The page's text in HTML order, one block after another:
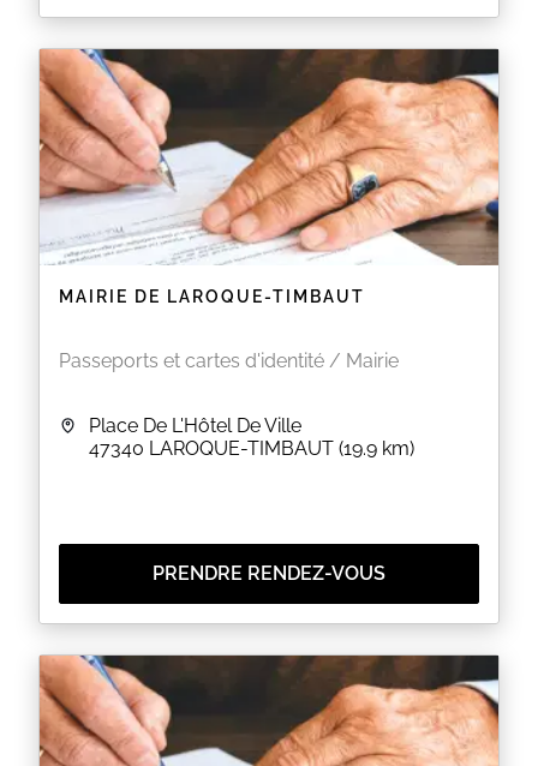
MAIRIE DE LAROQUE-TIMBAUT
Passeports et cartes d'identité / Mairie
Place De L'Hôtel De Ville
47340 LAROQUE-TIMBAUT (19.9 km)
PRENDRE RENDEZ-VOUS